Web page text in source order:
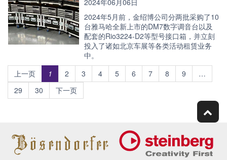
2024年06月06日
2024年5月前，金绍博公司分两批采购了10
台雅马哈全新上市的DM7数字调音台以及
配套的Rio3224-D2等型号接口箱，并立刻
投入了诸如北京车展等各类活动租赁业务
中。
上一页
1 2 3 4 5 6 7 8 9
…
29
30 下一页